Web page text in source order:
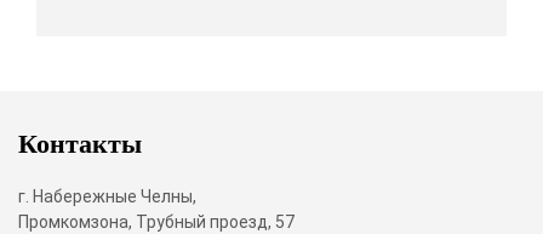
Контакты
г. Набережные Челны,
Промкомзона, Трубный проезд, 57